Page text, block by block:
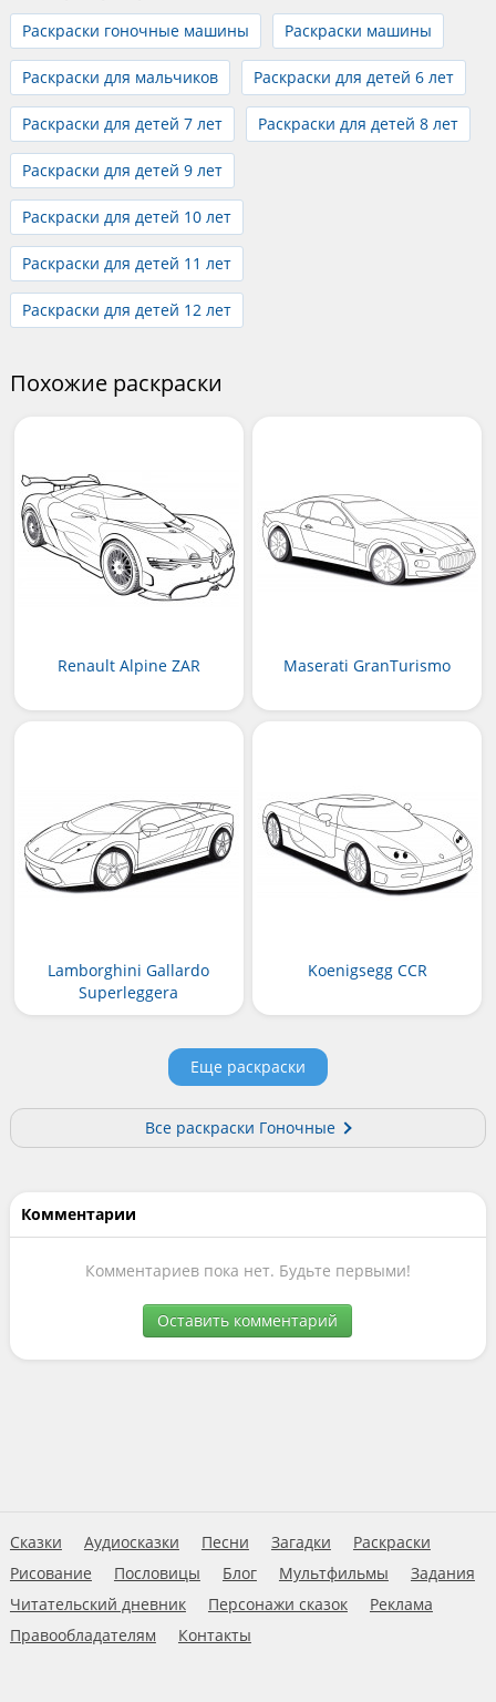
Раскраски гоночные машины
Раскраски машины
Раскраски для мальчиков Раскраски для детей 6 лет
Раскраски для детей 7 лет Раскраски для детей 8 лет
Раскраски для детей 9 лет
Раскраски для детей 10 лет
Раскраски для детей 11 лет
Раскраски для детей 12 лет
Похожие раскраски
Renault Alpine ZAR Maserati GranTurismo
Lamborghini Gallardo
Superleggera
Koenigsegg CCR
Еще раскраски
Все раскраски Гоночные
Комментарии
Комментариев пока нет. Будьте первыми!
Оставить комментарий
Сказки Аудиосказки Песни Загадки
Раскраски
Рисование
Пословицы Блог Мультфильмы
Задания
Читательский дневник
Персонажи сказок
Реклама
Правообладателям
Контакты